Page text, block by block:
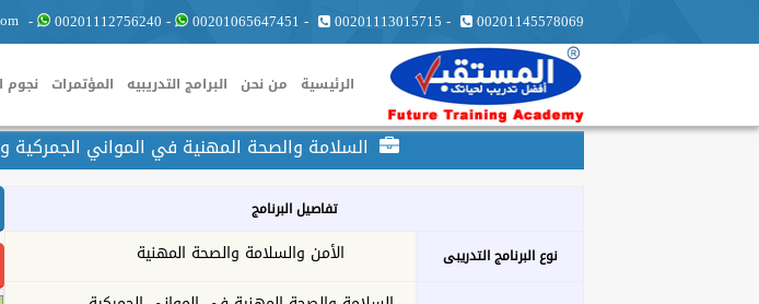
00201145578069
-
00201113015715
-
00201065647451
-
00201112756240
-
الرئيسية من نحن البرامج التدريبيه المؤتمرات نجوم
السلامة والصحة المهنية في المواني الجمركية
تفاصيل البرنامج
نوع البرنامج التدريبى
الأمن والسلامة والصحة المهنية